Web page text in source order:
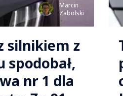
Marcin
Zabolski
silnikiem z
spodobał,
nr 1 dla